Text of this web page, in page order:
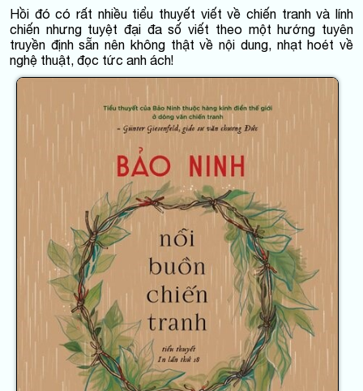
Hồi đó có rất nhiều tiểu thuyết viết về chiến tranh và lính
chiến nhưng tuyệt đại đa số viết theo một hướng tuyên
truyền định sẵn nên không thật về nội dung, nhạt hoét về
nghệ thuật, đọc tức anh ách!